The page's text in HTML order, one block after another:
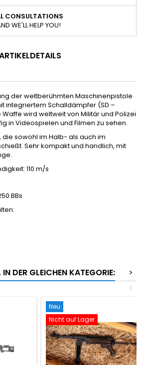
CONSULTATIONS
WE'LL HELP YOU!
der weltberühmten Maschinenpistole
integriertem Schalldämpfer (SD –
wird weltweit von Militär und Polizei
in Videospielen und Filmen zu sehen.
die sowohl im Halb- als auch im
Sehr kompakt und handlich, mit
110 m/s
BBs
IN DER GLEICHEN KATEGORIE:
>
<
Neu
Nicht auf Lager